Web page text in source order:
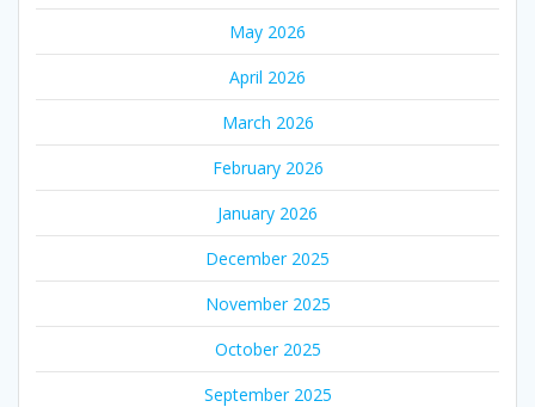
May 2026
April 2026
March 2026
February 2026
January 2026
December 2025
November 2025
October 2025
September 2025